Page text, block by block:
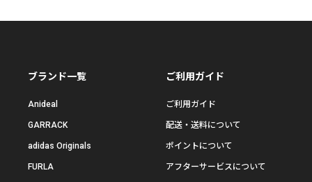
ブランド一覧
Anideal
GARRACK
adidas Originals
FURLA
ご利用ガイド
ご利用ガイド
配送・送料について
ポイントについて
アフターサービスについて